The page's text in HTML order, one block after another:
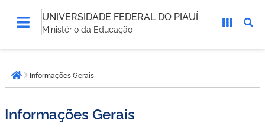
UNIVERSIDADE FEDERAL DO PIAUÍ
Ministério da Educação
está
aqui:Página inicial
Informações Gerais
Informações Gerais